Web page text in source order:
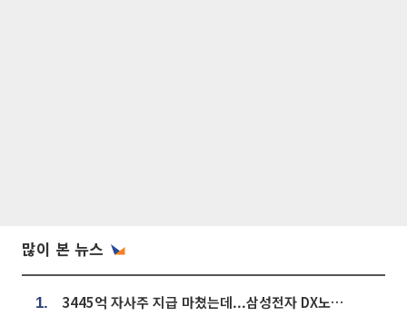
많이 본 뉴스
1. 3445억 자사주 지급 마쳤는데...삼성전자 DX노조, 뒤늦은 '떼쓰기 집회'